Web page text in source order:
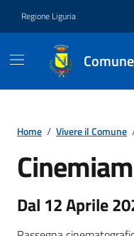
Regione Liguria
Home / Vivere il Comune
Evento
Dal 12 Aprile